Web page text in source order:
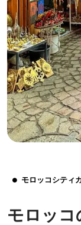
モロッコシティ
モロッコ